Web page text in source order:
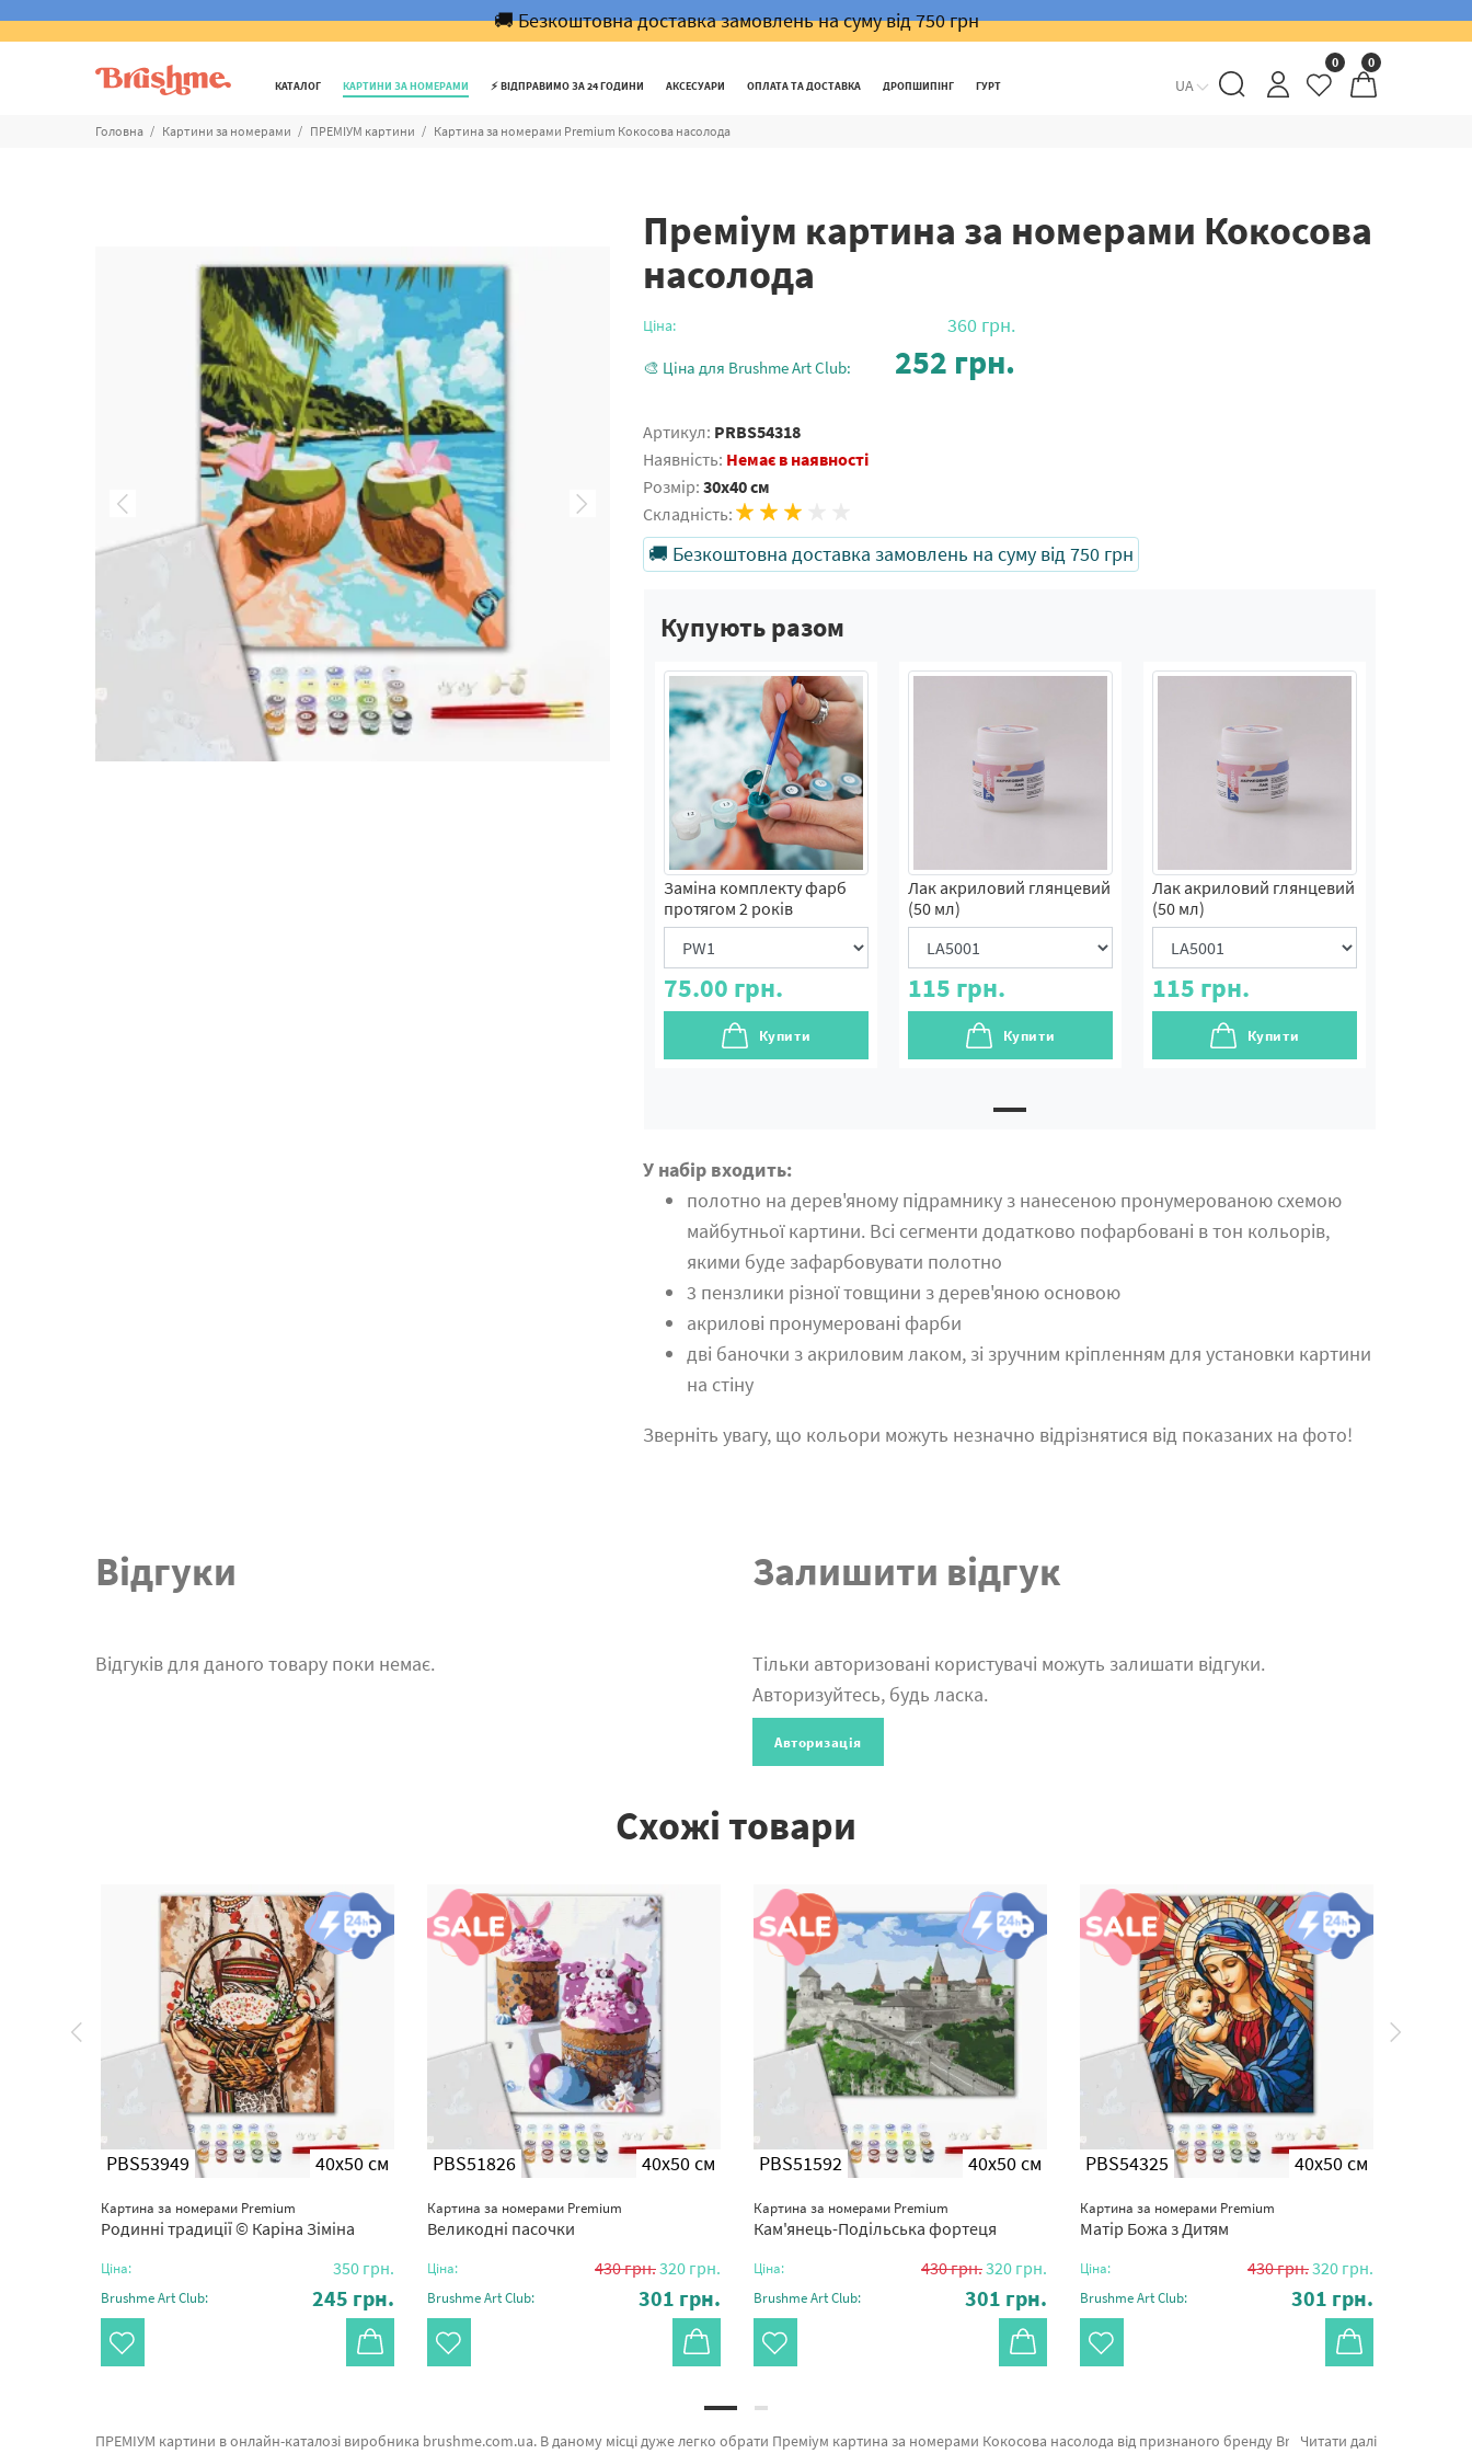
🚚 Безкоштовна доставка замовлень на суму від 750 грн
КАТАЛОГ КАРТИНИ ЗА НОМЕРАМИ ⚡️ ВІДПРАВИМО ЗА 24 ГОДИНИ АКСЕСУАРИ ОПЛАТА ТА ДОСТАВКА ДРОПШИПІНГ ГУРТ UA
0 0
Головна Картини за номерами ПРЕМІУМ картини Картина за номерами Premium Кокосова насолода
Преміум картина за номерами Кокосова
насолода
Ціна: 360 грн.
🎨 Ціна для Brushme Art Club: 252 грн.
Артикул: PRBS54318
Наявність: Немає в наявності
Розмір: 30x40 см
Складність:
🚚 Безкоштовна доставка замовлень на суму від 750 грн
Купують разом
Заміна комплекту фарб
протягом 2 років
75.00 грн.
Купити
Лак акриловий глянцевий
(50 мл)
115 грн.
Купити
Лак акриловий глянцевий
(50 мл)
115 грн.
Купити
У набір входить:
полотно на дерев'яному підрамнику з нанесеною пронумерованою схемою
майбутньої картини. Всі сегменти додатково пофарбовані в тон кольорів,
якими буде зафарбовувати полотно
3 пензлики різної товщини з дерев'яною основою
акрилові пронумеровані фарби
дві баночки з акриловим лаком, зі зручним кріпленням для установки картини
на стіну
Зверніть увагу, що кольори можуть незначно відрізнятися від показаних на фото!
Відгуки
Відгуків для даного товару поки немає.
Залишити відгук
Тільки авторизовані користувачі можуть залишати відгуки.
Авторизуйтесь, будь ласка.
Авторизація
Схожі товари
PBS53949 40x50 см
Картина за номерами Premium
Родинні традиції © Каріна Зіміна
Ціна: 350 грн.
Brushme Art Club: 245 грн.
PBS51826 40x50 см
Картина за номерами Premium
Великодні пасочки
Ціна: 430грн.320 грн.
Brushme Art Club: 301 грн.
PBS51592 40x50 см
Картина за номерами Premium
Кам'янець-Подільська фортеця
Ціна: 430грн.320 грн.
Brushme Art Club: 301 грн.
PBS54325 40x50 см
Картина за номерами Premium
Матір Божа з Дитям
Ціна: 430грн.320 грн.
Brushme Art Club: 301 грн.
Читати далі
ПРЕМІУМ картини в онлайн-каталозі виробника brushme.com.ua. В даному місці дуже легко обрати Преміум картина за номерами Кокосова насолода від признаного бренду Brushme який славиться ціновою політикою. Кожен продукт лінійки «Картини за номерами» має попит у художників. Букет з доставкою, Сніданок в Мілані и Райдужні троянди а также великий вибір найменувань за цікавими цінами. При замовленні Полотна та картини за номерами собаки, оперативна доставка Дніпродзержинськ або іншу область. MOZGI Entertainment або картини за номерами міста, оформляйте замовлення прямо зараз!